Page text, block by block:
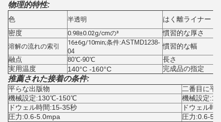
物理的特性:
色 半透明
はく離ライナー
密度
0.98±0.02g/cmの³ 慣習的な厚さ
溶解の流れの索引
16±6g/10min;条件:ASTMD1238-
04
慣習的な幅
融点
80℃-90℃
長さ
実用温度
140°C -160°C 完成品の指定
推薦された接着の条件:
平らな出版物
二番目に平
機械設定:130℃-150℃
機械設定
ドウェル時間:15-35秒
ドウェル時
圧力:0.6-5.0mpa
圧力:0.6-